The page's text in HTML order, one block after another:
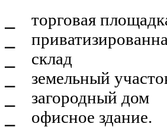
⎯ торговая
⎯
⎯ склад
⎯ земельный
⎯ загородный дом
⎯ офисное здание.